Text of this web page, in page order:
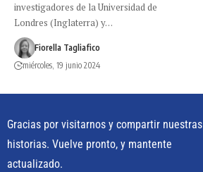
investigadores de la Universidad de
Londres (Inglaterra) y…
Fiorella Tagliafico
miércoles, 19 junio 2024
Gracias por visitarnos y compartir nuestras
historias. Vuelve pronto, y mantente
actualizado.